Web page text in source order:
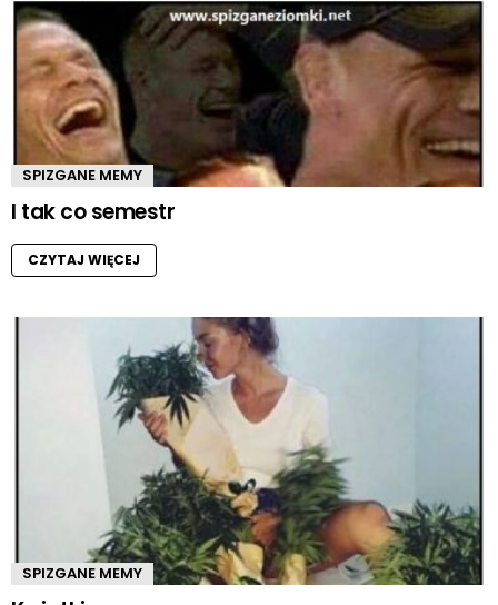
SPIZGANE MEMY
I tak co semestr
CZYTAJ WIĘCEJ
SPIZGANE MEMY